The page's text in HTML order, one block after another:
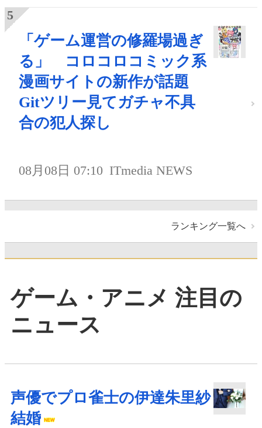
「ゲーム運営の修羅場過ぎ
る」 コロコロコミック系
漫画サイトの新作が話題
Gitツリー見てガチャ不具
合の犯人探し
08月08日 07:10 ITmedia NEWS
ランキング一覧へ
ゲーム・アニメ 注目の
ニュース
声優でプロ雀士の伊達朱里紗
結婚